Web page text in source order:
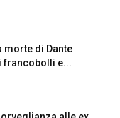
morte di Dante
francobolli e...